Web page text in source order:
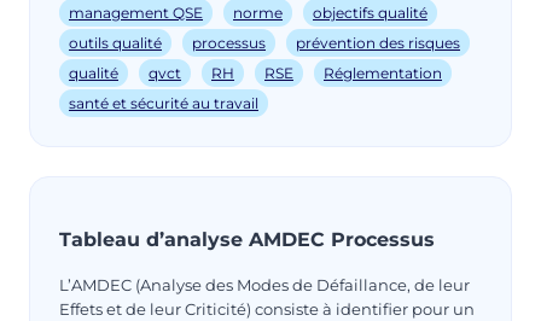
management QSE norme
objectifs qualité
outils qualité
processus
prévention des risques
qualité
qvct RH RSE
Réglementation
santé et sécurité au travail
Tableau d’analyse AMDEC Processus
L’AMDEC (Analyse des Modes de Défaillance, de leur
Effets et de leur Criticité) consiste à identifier pour un